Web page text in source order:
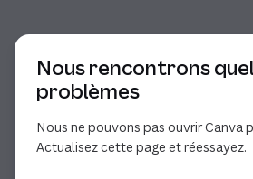
Nous rencontrons
problèmes
Nous ne pouvons pas ouvrir Canva
Actualisez cette page et réessayez.